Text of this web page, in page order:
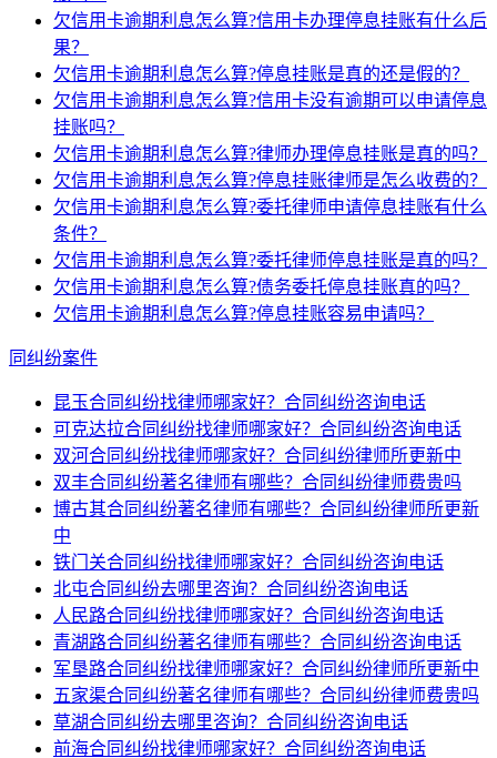
欠信用卡逾期利息怎么算?信用卡办理停息挂账有什么后
果？
欠信用卡逾期利息怎么算?停息挂账是真的还是假的？
欠信用卡逾期利息怎么算?信用卡没有逾期可以申请停息
挂账吗？
欠信用卡逾期利息怎么算?律师办理停息挂账是真的吗？
欠信用卡逾期利息怎么算?停息挂账律师是怎么收费的？
欠信用卡逾期利息怎么算?委托律师申请停息挂账有什么
条件？
欠信用卡逾期利息怎么算?委托律师停息挂账是真的吗？
欠信用卡逾期利息怎么算?债务委托停息挂账真的吗？
欠信用卡逾期利息怎么算?停息挂账容易申请吗？
同纠纷案件
昆玉合同纠纷找律师哪家好？合同纠纷咨询电话
可克达拉合同纠纷找律师哪家好？合同纠纷咨询电话
双河合同纠纷找律师哪家好？合同纠纷律师所更新中
双丰合同纠纷著名律师有哪些？合同纠纷律师费贵吗
博古其合同纠纷著名律师有哪些？合同纠纷律师所更新
中
铁门关合同纠纷找律师哪家好？合同纠纷咨询电话
北屯合同纠纷去哪里咨询？合同纠纷咨询电话
人民路合同纠纷找律师哪家好？合同纠纷咨询电话
青湖路合同纠纷著名律师有哪些？合同纠纷咨询电话
军垦路合同纠纷找律师哪家好？合同纠纷律师所更新中
五家渠合同纠纷著名律师有哪些？合同纠纷律师费贵吗
草湖合同纠纷去哪里咨询？合同纠纷咨询电话
前海合同纠纷找律师哪家好？合同纠纷咨询电话